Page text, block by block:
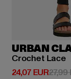
URBAN
Crochet Lace
24,07 EUR
Derzeitiger27,99